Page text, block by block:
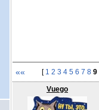
«« [ 1 2 3 4 5 6 7 8 9
Vuego